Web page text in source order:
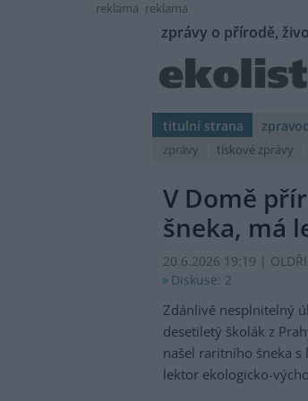
reklama reklama
zprávy o přírodě,
titulní strana
zprávy tiskové zprávy
V Domě
šneka, má
20.6.2026 19:19 |
Diskuse: 2
Zdánlivě nesplnitelný
desetiletý školák z
našel raritního šneka
lektor ekologicko-